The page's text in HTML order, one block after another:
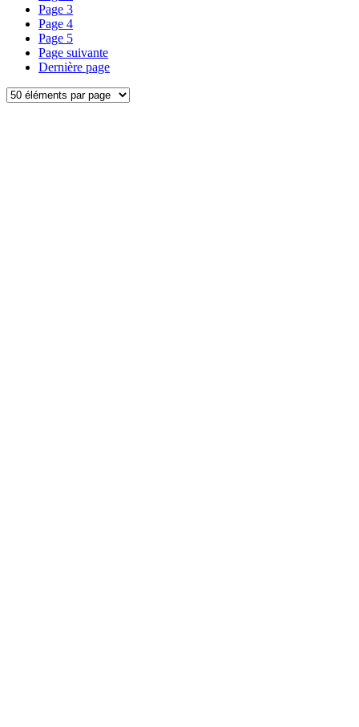
Page 3
Page 4
Page 5
Page suivante
Dernière page